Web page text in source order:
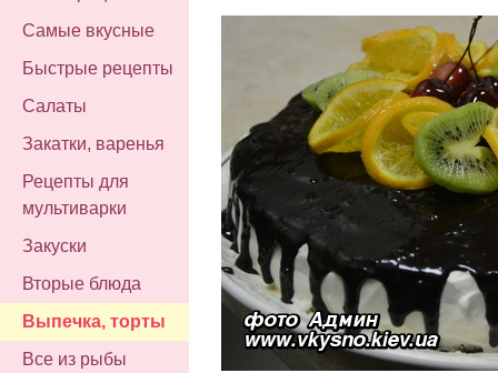
Самые вкусные
Быстрые рецепты
Салаты
Закатки, варенья
Рецепты для
мультиварки
Закуски
Вторые блюда
Выпечка, торты
Все из рыбы